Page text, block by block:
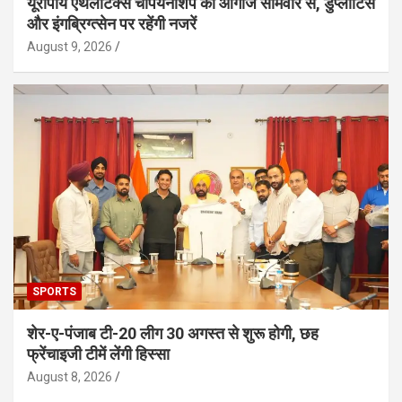
और इंगब्रिग्त्सेन पर रहेंगी नजरें
August 9, 2026
SPORTS
शेर-ए-पंजाब टी-20 लीग 30 अगस्त से शुरू होगी, छह
फ्रेंचाइजी टीमें लेंगी हिस्सा
August 8, 2026